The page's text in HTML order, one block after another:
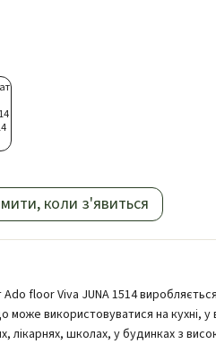
коли з'явиться
Ado floor Viva JUNA 1514
може використовуватися на кухні, у
лікарнях, школах, у будинках з